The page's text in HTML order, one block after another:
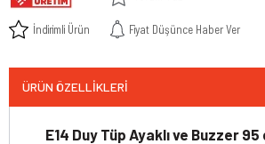
İndirimli Ürün Fiyat Düşünce Haber Ver
ÜRÜN ÖZELLIKLERI
E14 Duy Tüp Ayaklı ve Buzzer 95